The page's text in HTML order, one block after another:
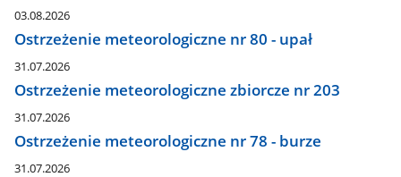
03.08.2026
Ostrzeżenie meteorologiczne nr 80 - upał
31.07.2026
Ostrzeżenie meteorologiczne zbiorcze nr 203
31.07.2026
Ostrzeżenie meteorologiczne nr 78 - burze
31.07.2026